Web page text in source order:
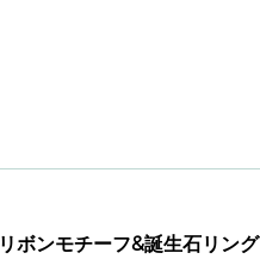
リボンモチーフ&誕生石リング